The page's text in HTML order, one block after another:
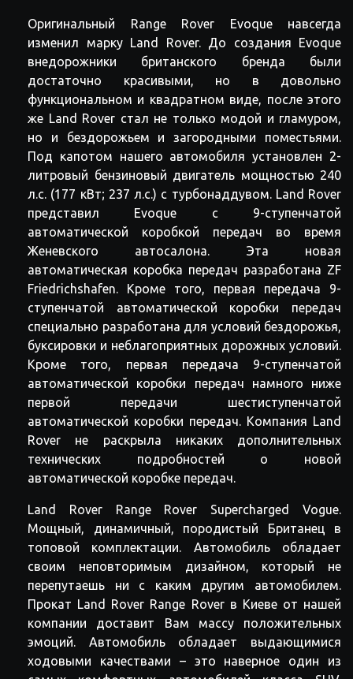
Оригинальный Range Rover Evoque навсегда
изменил марку Land Rover. До создания Evoque
внедорожники британского бренда были
достаточно красивыми, но в довольно
функциональном и квадратном виде, после этого
же Land Rover стал не только модой и гламуром,
но и бездорожьем и загородными поместьями.
Под капотом нашего автомобиля установлен 2-
литровый бензиновый двигатель мощностью 240
л.с. (177 кВт; 237 л.с.) с турбонаддувом. Land Rover
представил Evoque с 9-ступенчатой
автоматической коробкой передач во время
Женевского автосалона. Эта новая
автоматическая коробка передач разработана ZF
Friedrichshafen. Кроме того, первая передача 9-
ступенчатой автоматической коробки передач
специально разработана для условий бездорожья,
буксировки и неблагоприятных дорожных условий.
Кроме того, первая передача 9-ступенчатой
автоматической коробки передач намного ниже
первой передачи шестиступенчатой
автоматической коробки передач. Компания Land
Rover не раскрыла никаких дополнительных
технических подробностей о новой
автоматической коробке передач.
Land Rover Range Rover Supercharged Vogue.
Мощный, динамичный, породистый Британец в
топовой комплектации. Автомобиль обладает
своим неповторимым дизайном, который не
перепутаешь ни с каким другим автомобилем.
Прокат Land Rover Range Rover в Киеве от нашей
компании доставит Вам массу положительных
эмоций. Автомобиль обладает выдающимися
ходовыми качествами – это наверное один из